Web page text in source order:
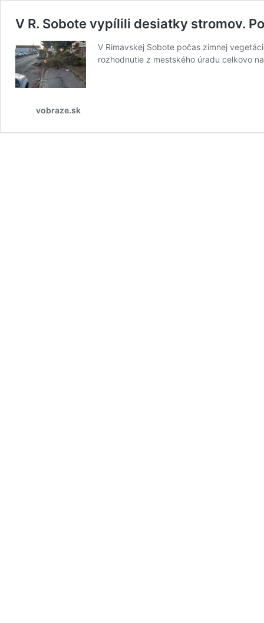
V R. Sobote vypílili desiatky stromov.
V Rimavskej Sobote počas zimnej
rozhodnutie z mestského úradu celkovo
vobraze.sk